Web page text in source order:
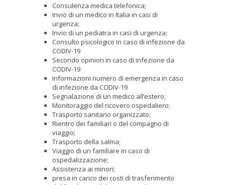
Consulenza medica telefonica;
Invio di un medico in Italia in casi di
urgenza;
Invio di un pediatra in casi di urgenza;
Consulto psicologico in caso di infezione da
CODIV-19
Secondo opinion in caso di infezione da
CODIV-19
Informazioni numero di emergenza in caso
di infezione da CODIV-19
Segnalazione di un medico all’estero;
Monitoraggio del ricovero ospedaliero;
Trasporto sanitario organizzato;
Rientro dei familiari o del compagno di
viaggio;
Trasporto della salma;
Viaggio di un familiare in caso di
ospedalizzazione;
Assistenza ai minori;
presa in carico dei costi di trasferimento